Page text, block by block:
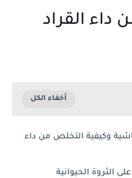
داء القراد
وكيفية التخلص من داء
الثروة الحيوانية